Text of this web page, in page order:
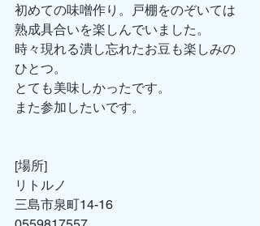
初めての味噌作り。戸棚をのぞいては
熟成具合いを楽しんでいました。
時々現れる潰し忘れたお豆も楽しみの
ひとつ。
とても美味しかったです。
また参加したいです。
[場所]
リトルノ
三島市泉町14-16